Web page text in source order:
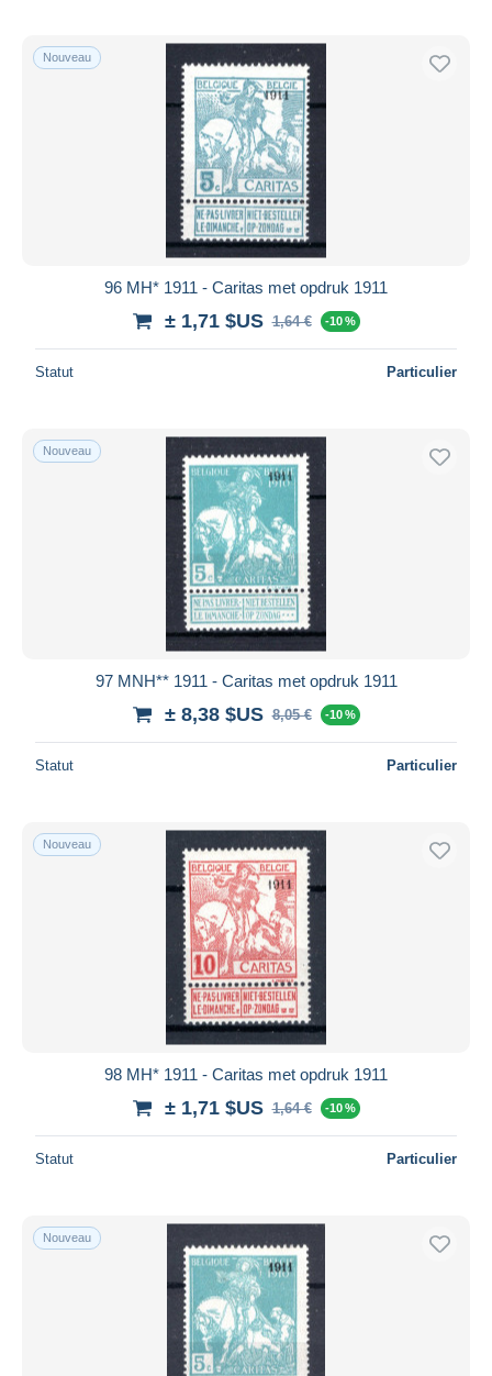
Nouveau
96 MH* 1911 - Caritas met opdruk 1911
± 1,71 $US 1,64 € -10 %
Statut Particulier
Nouveau
97 MNH** 1911 - Caritas met opdruk 1911
± 8,38 $US 8,05 € -10 %
Statut Particulier
Nouveau
98 MH* 1911 - Caritas met opdruk 1911
± 1,71 $US 1,64 € -10 %
Statut Particulier
Nouveau